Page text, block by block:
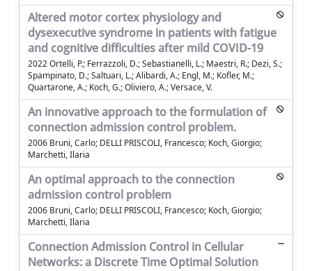
Altered motor cortex physiology and
dysexecutive syndrome in patients with fatigue
and cognitive difficulties after mild COVID-19
2022 Ortelli, P.; Ferrazzoli, D.; Sebastianelli, L.; Maestri, R.; Dezi, S.;
Spampinato, D.; Saltuari, L.; Alibardi, A.; Engl, M.; Kofler, M.;
Quartarone, A.; Koch, G.; Oliviero, A.; Versace, V.
An innovative approach to the formulation of
connection admission control problem.
2006 Bruni, Carlo; DELLI PRISCOLI, Francesco; Koch, Giorgio;
Marchetti, Ilaria
An optimal approach to the connection
admission control problem
2006 Bruni, Carlo; DELLI PRISCOLI, Francesco; Koch, Giorgio;
Marchetti, Ilaria
Connection Admission Control in Cellular
Networks: a Discrete Time Optimal Solution